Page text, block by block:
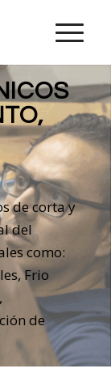
de corta y
del
como:
Frio
de